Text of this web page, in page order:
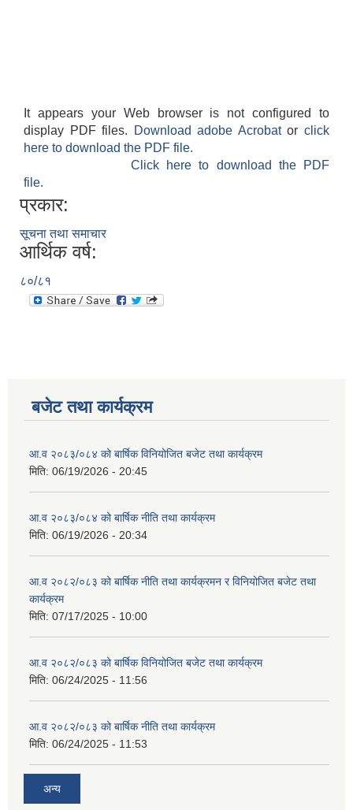
It appears your Web browser is not configured to
display PDF files.
Download adobe Acrobatorclick
here to download the PDF file.
Click here to download the PDF
file.
प्रकार:
सूचना तथा समाचार
आर्थिक वर्ष:
८०/८१
बजेट तथा कार्यक्रम
आ.व २०८३/०८४ को बार्षिक विनियोजित बजेट तथा कार्यक्रम
मिति: 06/19/2026 - 20:45
आ.व २०८३/०८४ को बार्षिक नीति तथा कार्यक्रम
मिति: 06/19/2026 - 20:34
आ.व २०८२/०८३ को बार्षिक नीति तथा कार्यक्रमन र विनियोजित बजेट तथा
कार्यक्रम
मिति: 07/17/2025 - 10:00
आ.व २०८२/०८३ को बार्षिक विनियोजित बजेट तथा कार्यक्रम
मिति: 06/24/2025 - 11:56
आ.व २०८२/०८३ को बार्षिक नीति तथा कार्यक्रम
मिति: 06/24/2025 - 11:53
अन्य